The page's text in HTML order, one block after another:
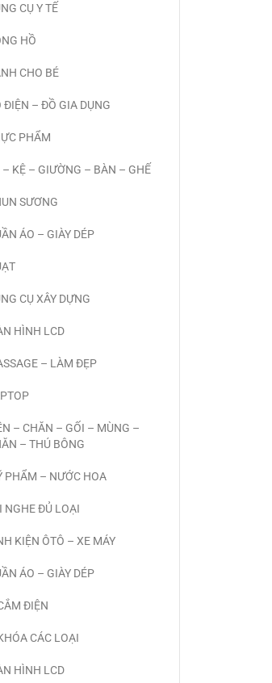
CỤ Y TẾ
HỒ
CHO BÉ
ĐIỆN – ĐỒ GIA DỤNG
PHẨM
– KỆ – GIƯỜNG – BÀN – GHẾ
SƯƠNG
ÁO – GIÀY DÉP
CỤ XÂY DỰNG
HÌNH LCD
– LÀM ĐẸP
– CHĂN – GỐI – MÙNG –
– THÚ BÔNG
PHẨM – NƯỚC HOA
NGHE ĐỦ LOẠI
KIỆN ÔTÔ – XE MÁY
ÁO – GIÀY DÉP
ĐIỆN
CÁC LOẠI
HÌNH LCD